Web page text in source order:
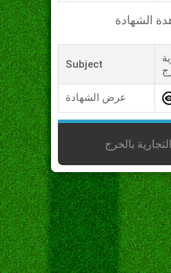
الشهادة
Subject
عرض الشهادة
بالخرج